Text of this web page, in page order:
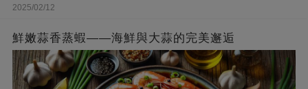
2025/02/12
鮮嫩蒜香蒸蝦——海鮮與大蒜的完美邂逅